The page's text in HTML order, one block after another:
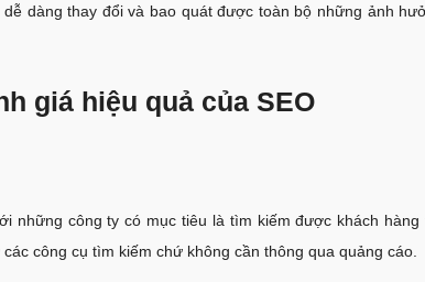
dàng thay đổi và bao quát được toàn bộ những ảnh
giá hiệu quả của SEO
công ty có mục tiêu là tìm kiếm được khách hàng
công cụ tìm kiếm chứ không cần thông qua quảng cáo.